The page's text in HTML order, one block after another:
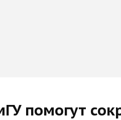
помогут